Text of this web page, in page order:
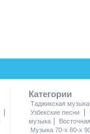
|
Категории
Таджикская музыка
Узбекские песни
|
музыка |
Музыка 70-х 80-х